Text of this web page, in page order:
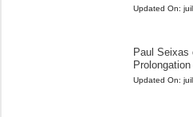
Updated On:
Paul Seixas
Updated On: